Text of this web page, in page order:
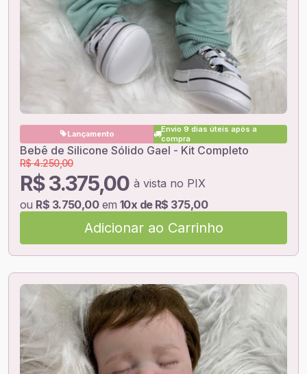
Lançamento
Envio 9 dias úteis após a
compra
Bebê de Silicone Sólido Gael - Kit Completo
R$ 3.375,00 à vista no PIX
R$ 4.250,00
ou R$ 3.750,00em 10x de R$ 375,00
Adicionar ao Carrinho